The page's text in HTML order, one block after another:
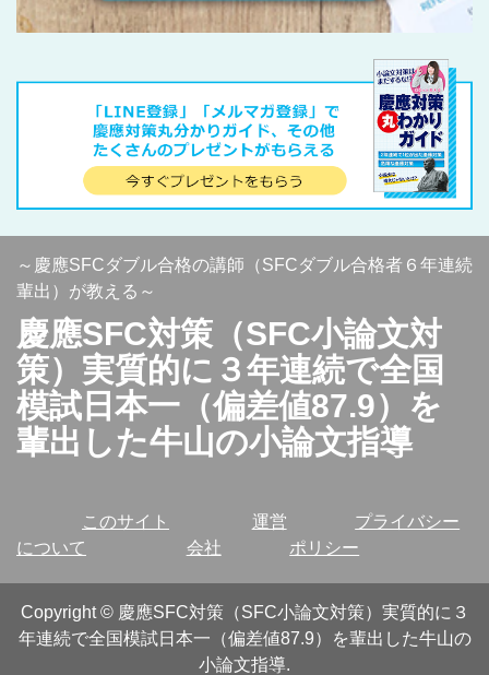
～慶應SFCダブル合格の講師（SFCダブル合格者６年連続
輩出）が教える～
慶應SFC対策（SFC小論文対
策）実質的に３年連続で全国
模試日本一（偏差値87.9）を
輩出した牛山の小論文指導
このサイト
について
運営
会社
プライバシー
ポリシー
Copyright© 慶應SFC対策（SFC小論文対策）実質的に３
年連続で全国模試日本一（偏差値87.9）を輩出した牛山の
小論文指導.